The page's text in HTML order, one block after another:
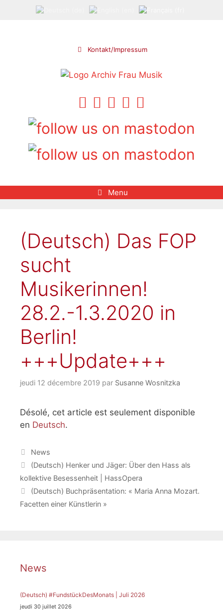
Kontakt/Impressum
Menu
(Deutsch) Das FOP
sucht
Musikerinnen!
28.2.-1.3.2020 in
Berlin!
+++Update+++
jeudi 12 décembre 2019 par Susanne Wosnitzka
Désolé, cet article est seulement disponible
en Deutsch.
Catégories
News
(Deutsch) Henker und Jäger: Über den Hass als
kollektive Besessenheit | HassOpera
(Deutsch) Buchpräsentation: « Maria Anna Mozart.
Facetten einer Künstlerin »
News
(Deutsch) #FundstückDesMonats | Juli 2026
jeudi 30 juillet 2026